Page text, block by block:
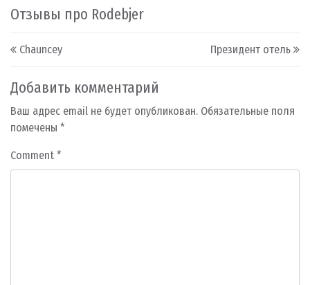
Отзывы про Rodebjer
Post navigation
Chauncey Президент отель
Добавить комментарий
Ваш адрес email не будет опубликован. Обязательные поля
помечены *
Comment *